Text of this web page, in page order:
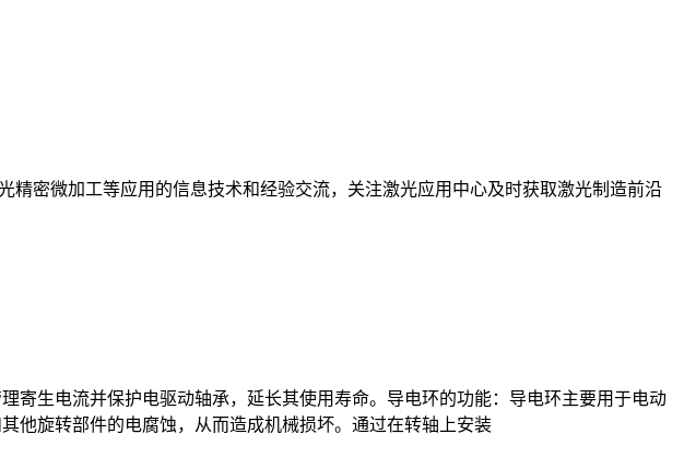
密微加工等应用的信息技术和经验交流，关注激光应用中心及时获取激光制造前沿
寄生电流并保护电驱动轴承，延长其使用寿命。导电环的功能：导电环主要用于电动
他旋转部件的电腐蚀，从而造成机械损坏。通过在转轴上安装